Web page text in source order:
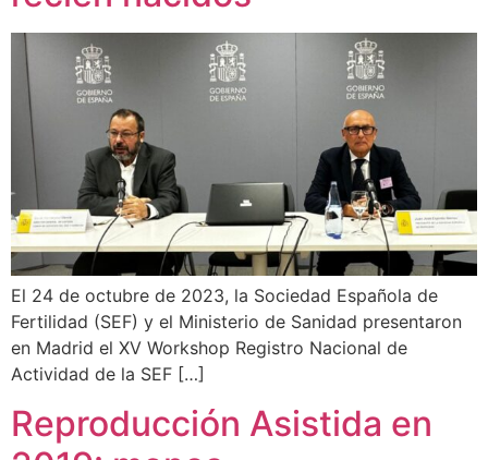
El 24 de octubre de 2023, la Sociedad Española de
Fertilidad (SEF) y el Ministerio de Sanidad presentaron
en Madrid el XV Workshop Registro Nacional de
Actividad de la SEF […]
Reproducción Asistida en